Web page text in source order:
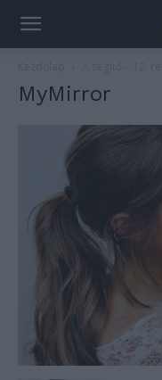
MyMirror